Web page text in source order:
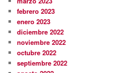
febrero 2023
enero 2023
diciembre 2022
noviembre 2022
octubre 2022
septiembre 2022